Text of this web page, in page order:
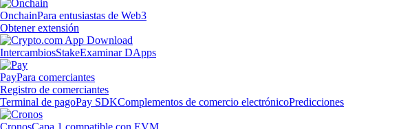
OnchainPara entusiastas de Web3
Obtener extensión
IntercambiosStakeExaminar DApps
PayPara comerciantes
Registro de comerciantes
Terminal de pagoPay SDKComplementos de comercio electrónicoPredicciones
CronosCapa 1 compatible con EVM